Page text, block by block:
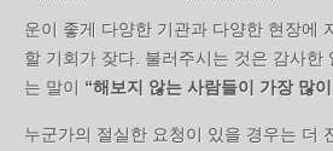
운이 좋게 다양한 기관과 다양한 현장에
할 기회가 잦다. 불러주시는 것은 감사한
는 말이 “해보지 않는 사람들이 가장 많
누군가의 절실한 요청이 있을 경우는 더